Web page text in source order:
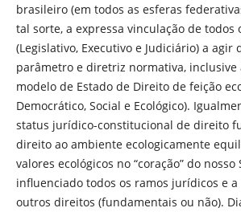
brasileiro (em todos as esferas
tal sorte, a expressa vinculação de todos
(Legislativo, Executivo e Judiciário) a agir
parâmetro e diretriz normativa, inclusive
modelo de Estado de Direito de feição
Democrático, Social e Ecológico).
status jurídico-constitucional de direito
direito ao ambiente ecologicamente
valores ecológicos no “coração” do nosso
influenciado todos os ramos jurídicos e
outros direitos (fundamentais ou não).